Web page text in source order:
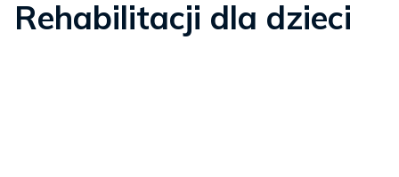
Rehabilitacji dla dzieci